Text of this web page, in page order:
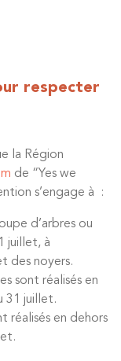
respecter
la Région
de “Yes we
s’engage à :
d’arbres ou
juillet, à
des noyers.
sont réalisés en
31 juillet.
réalisés en dehors